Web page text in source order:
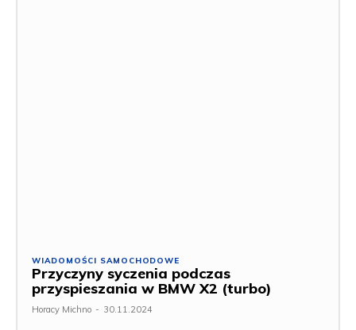
WIADOMOŚCI SAMOCHODOWE
Przyczyny syczenia podczas
przyspieszania w BMW X2 (turbo)
Horacy Michno - 30.11.2024